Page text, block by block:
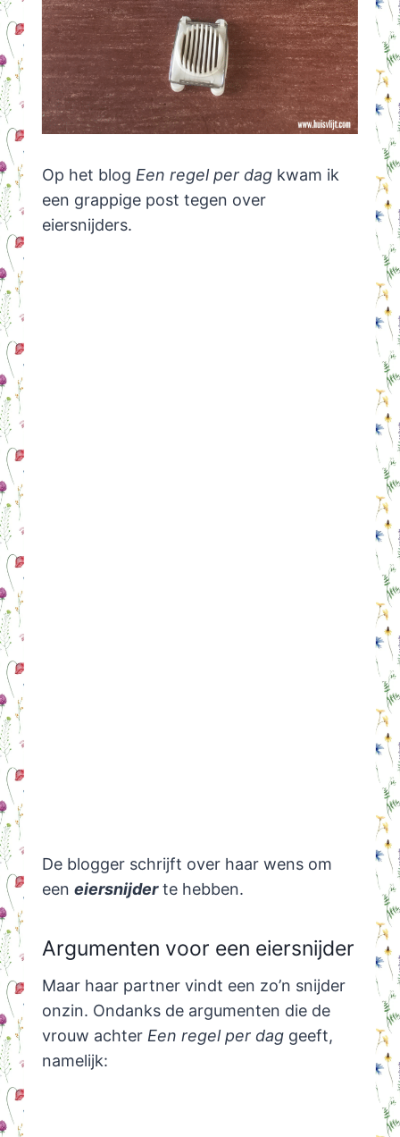
Op het blog Een regel per dagkwam ik
een grappige post tegen over
eiersnijders.
De blogger schrijft over haar wens om
een eiersnijderte hebben.
Argumenten voor een eiersnijder
Maar haar partner vindt een zo’n snijder
onzin. Ondanks de argumenten die de
vrouw achter Een regel per daggeeft,
namelijk: